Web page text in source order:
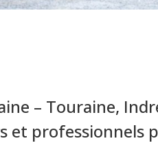
– Touraine,
et professionnels